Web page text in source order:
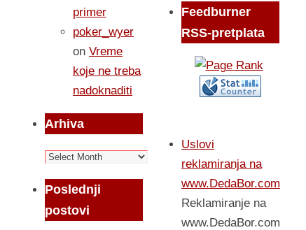
primer
poker_wyer
on Vreme
koje ne treba
nadoknaditi
Arhiva
Arhiva
Poslednji
postovi
Feedburner
RSS-pretplata
Uslovi
reklamiranja na
www.DedaBor.com
Reklamiranje na
www.DedaBor.com